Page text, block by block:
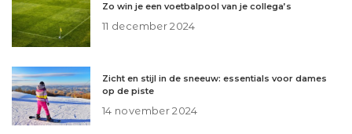
Zo win je een voetbalpool van je collega’s
11 december 2024
Zicht en stijl in de sneeuw: essentials voor dames
op de piste
14 november 2024